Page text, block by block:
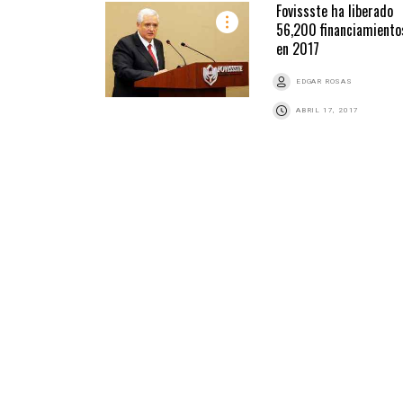
Fovissste ha liberado
56,200
en 2017
EDGAR ROSAS
ABRIL 17, 2017